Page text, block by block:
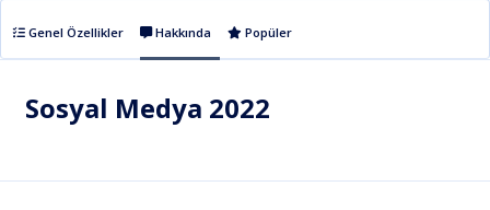
Genel Özellikler Hakkında Popüler
Sosyal Medya 2022